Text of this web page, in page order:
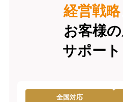
経営戦略
お客様
サポー
全国対応